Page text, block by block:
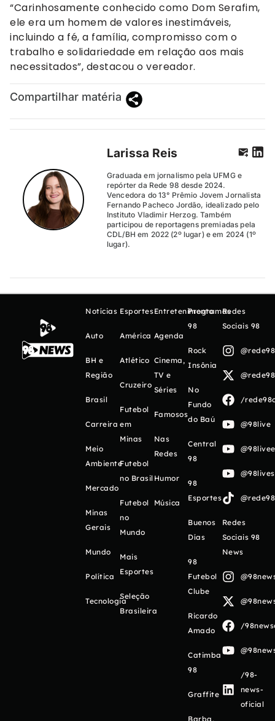
“Carinhosamente conhecido como Dom Serafim,
ele era um homem de valores inestimáveis,
incluindo a fé, a família, compromisso com o
trabalho e solidariedade em relação aos mais
necessitados”, destacou o vereador.
Compartilhar matéria
Larissa Reis
Graduada em jornalismo pela UFMG e
repórter da Rede 98 desde 2024.
Vencedora do 13° Prêmio Jovem Jornalista
Fernando Pacheco Jordão, idealizado pelo
Instituto Vladimir Herzog. Também
participou de reportagens premiadas pela
CDL/BH em 2022 (2º lugar) e em 2024 (1º
lugar).
Notícias
Auto
BH e
Região
Brasil
Carreira
Meio
Ambiente
Mercado
Minas
Gerais
Mundo
Política
Tecnologia
Esportes
América
Atlético
Cruzeiro
Futebol
em
Minas
Futebol
no Brasil
Futebol
no
Mundo
Mais
Esportes
Seleção
Brasileira
Entretenimento
Agenda
Cinema,
TV e
Séries
Famosos
Nas
Redes
Humor
Música
Programas
98
Rock
Insônia
No
Fundo
do Baú
Central
98
98
Esportes
Buenos
Días
98
Futebol
Clube
Ricardo
Amado
Catimba
98
Graffite
Barba,
Redes
Sociais 98
/
@98live
Redes
Sociais 98
News
/
/98-
news-
oficial